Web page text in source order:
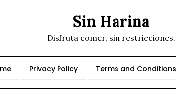
Sin Harina
Disfruta comer, sin restricciones.
Privacy Policy Terms and Conditions